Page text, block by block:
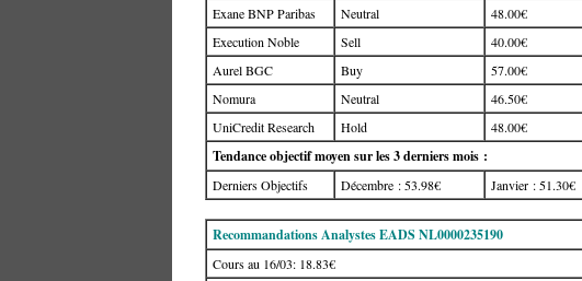
Exane BNP Paribas Neutral 48.00€
Execution Noble
Sell 40.00€
Aurel BGC
Buy 57.00€
Nomura
Neutral 46.50€
UniCredit Research
Hold 48.00€
Tendance objectif moyen sur les 3 derniers mois :
Derniers Objectifs Décembre : 53.98€ Janvier : 51.30€
Recommandations Analystes EADS NL0000235190
Cours au 16/03: 18.83€